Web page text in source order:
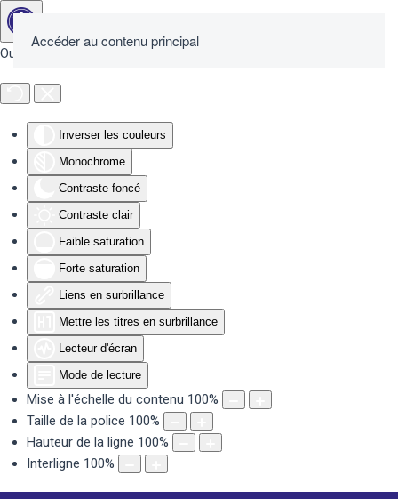
Outils d'accessibilité
Inverser les couleurs
Monochrome
Contraste foncé
Contraste clair
Faible saturation
Forte saturation
Liens en surbrillance
Mettre les titres en surbrillance
Lecteur d'écran
Mode de lecture
Mise à l'échelle du contenu 100%
Taille de la police 100%
Hauteur de la ligne 100%
Interligne 100%
Accéder au contenu principal